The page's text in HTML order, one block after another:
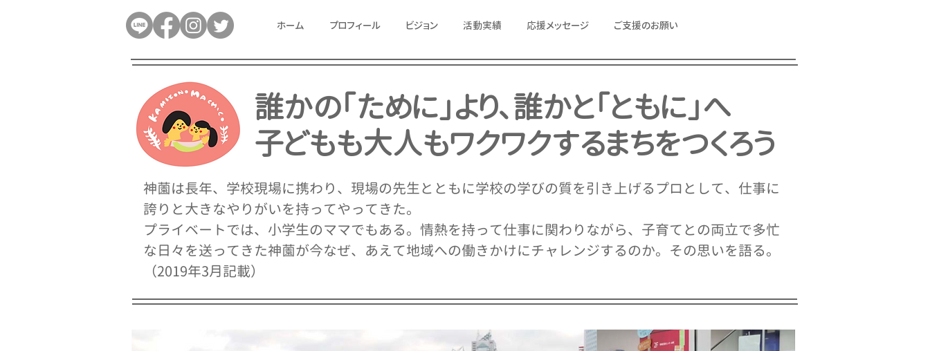
ホーム プロフィール ビジョン 活動実績 応援メッセージ ご支援のお願い
誰かの「ために」より、誰かと「ともに」へ
​子どもも大人もワクワクするまちをつくろう
神薗は⻑年、学校現場に携わり、現場の先生とともに学校の学びの質を引き上げるプロとして、仕事に
誇りと大きなやりがいを持ってやってきた。
プライベートでは、小学生のママでもある。情熱を持って仕事に関わりながら、子育てとの両立で多忙
な日々を送ってきた神薗が今なぜ、あえて地域への働きかけにチャレンジするのか。その思いを語る。
​（2019年3月記載）